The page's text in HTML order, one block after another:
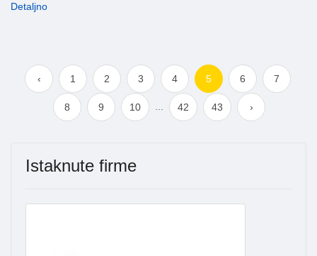
Detaljno
‹ 1 2 3 4 5 6 7
8 9 10 ... 42 43 ›
Istaknute firme